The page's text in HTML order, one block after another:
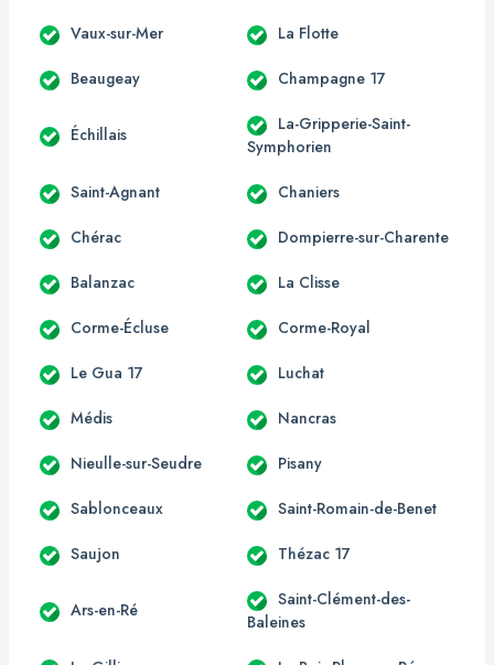
Vaux-sur-Mer La Flotte
Beaugeay Champagne 17
Échillais
La-Gripperie-Saint-
Symphorien
Saint-Agnant Chaniers
Chérac Dompierre-sur-Charente
Balanzac La Clisse
Corme-Écluse Corme-Royal
Le Gua 17 Luchat
Médis Nancras
Nieulle-sur-Seudre Pisany
Sablonceaux Saint-Romain-de-Benet
Saujon Thézac 17
Ars-en-Ré
Saint-Clément-des-
Baleines